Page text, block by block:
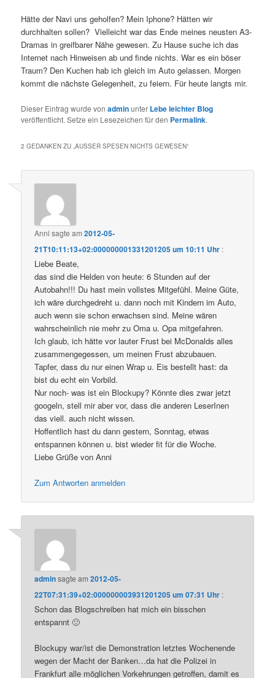
Hätte der Navi uns geholfen? Mein Iphone? Hätten wir
durchhalten sollen? Vielleicht war das Ende meines neusten A3-
Dramas in greifbarer Nähe gewesen. Zu Hause suche ich das
Internet nach Hinweisen ab und finde nichts. War es ein böser
Traum? Den Kuchen hab ich gleich im Auto gelassen. Morgen
kommt die nächste Gelegenheit, zu feiern. Für heute langts mir.
Dieser Eintrag wurde vonadminunter Lebe leichter Blog
veröffentlicht. Setze ein Lesezeichen für den Permalink.
2 GEDANKEN ZU „AUSSER SPESEN NICHTS GEWESEN “
Anni sagte am2012-05-
21T10:11:13+02:000000001331201205 um 10:11 Uhr :
Liebe Beate,
das sind die Helden von heute: 6 Stunden auf der
Autobahn!!! Du hast mein vollstes Mitgefühl. Meine Güte,
ich wäre durchgedreht u. dann noch mit Kindern im Auto,
auch wenn sie schon erwachsen sind. Meine wären
wahrscheinlich nie mehr zu Oma u. Opa mitgefahren.
Ich glaub, ich hätte vor lauter Frust bei McDonalds alles
zusammengegessen, um meinen Frust abzubauen.
Tapfer, dass du nur einen Wrap u. Eis bestellt hast: da
bist du echt ein Vorbild.
Nur noch- was ist ein Blockupy? Könnte dies zwar jetzt
googeln, stell mir aber vor, dass die anderen LeserInen
das viell. auch nicht wissen.
Hoffentlich hast du dann gestern, Sonntag, etwas
entspannen können u. bist wieder fit für die Woche.
Liebe Grüße von Anni
Zum Antworten anmelden
adminsagte am2012-05-
22T07:31:39+02:000000003931201205 um 07:31 Uhr :
Schon das Blogschreiben hat mich ein bisschen
entspannt 🙂
Blockupy war/ist die Demonstration letztes Wochenende
wegen der Macht der Banken…da hat die Polizei in
Frankfurt alle möglichen Vorkehrungen getroffen, damit es